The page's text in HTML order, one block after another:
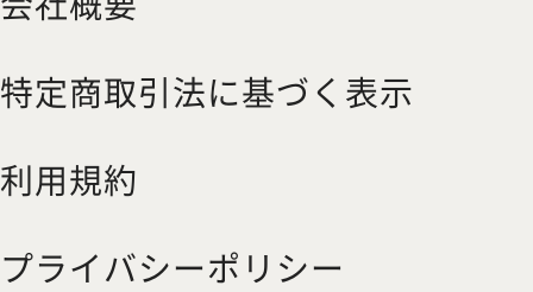
特定商取引法に基づく表示
利用規約
プライバシーポリシー